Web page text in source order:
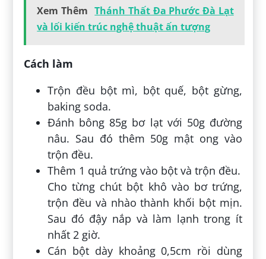
Xem Thêm Thánh Thất Đa Phước Đà Lạt
và lối kiến trúc nghệ thuật ấn tượng
Cách làm
Trộn đều bột mì, bột quế, bột gừng,
baking soda.
Đánh bông 85g bơ lạt với 50g đường
nâu. Sau đó thêm 50g mật ong vào
trộn đều.
Thêm 1 quả trứng vào bột và trộn đều.
Cho từng chút bột khô vào bơ trứng,
trộn đều và nhào thành khối bột mịn.
Sau đó đậy nắp và làm lạnh trong ít
nhất 2 giờ.
Cán bột dày khoảng 0,5cm rồi dùng